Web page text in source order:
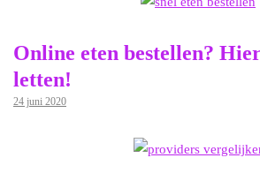
Online eten bestellen?
letten!
24 juni 2020